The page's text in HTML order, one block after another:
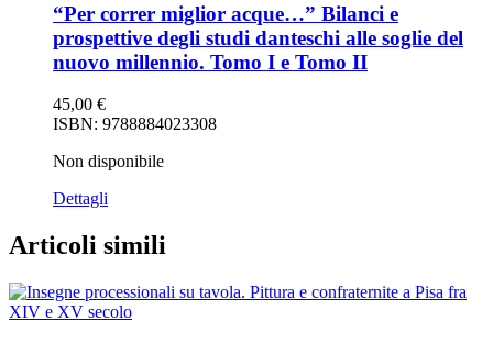
“Per correr miglior acque…” Bilanci e
prospettive degli studi danteschi alle soglie del
nuovo millennio. Tomo I e Tomo II
45,00 €
ISBN: 9788884023308
Non disponibile
Dettagli
Articoli simili